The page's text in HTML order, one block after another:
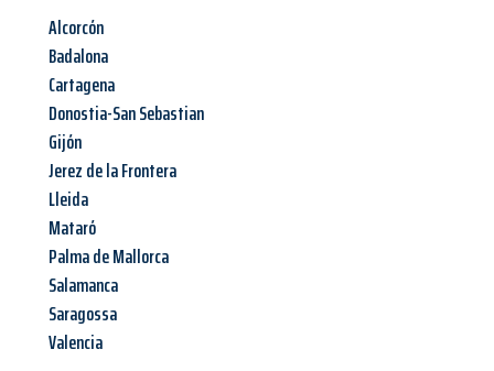
Alcorcón
Badalona
Cartagena
Donostia-San Sebastian
Gijón
Jerez de la Frontera
Lleida
Mataró
Palma de Mallorca
Salamanca
Saragossa
Valencia